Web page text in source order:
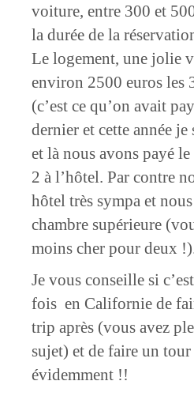
voiture, entre 300 et
la durée de la
Le logement, une jolie
environ 2500 euros les
(c’est ce qu’on avait
dernier et cette année
et là nous avons payé
2 à l’hôtel. Par contre
hôtel très sympa et
chambre supérieure
moins cher pour deux
Je vous conseille si
fois en Californie de
trip après (vous avez
sujet) et de faire un
évidemment !!